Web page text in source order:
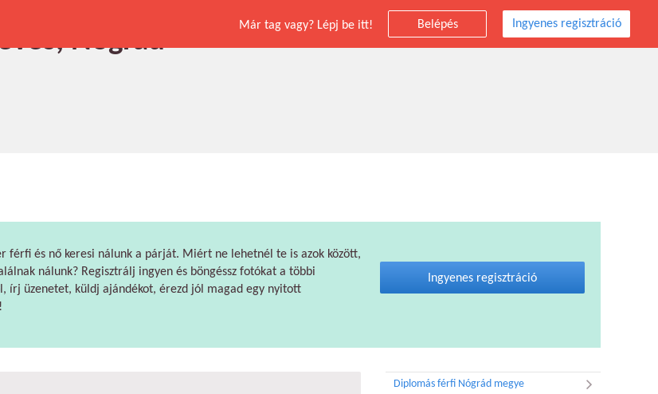
Már tag vagy? Lépj be itt! Belépés Ingyenes regisztráció
Nógrád
férfi és nő keresi nálunk a párját. Miért ne lehetnél te is azok között,
nálunk? Regisztrálj ingyen és böngéssz fotókat a többi
írj üzenetet, küldj ajándékot, érezd jól magad egy nyitott
Ingyenes regisztráció
Diplomás férfi Nógrád megye